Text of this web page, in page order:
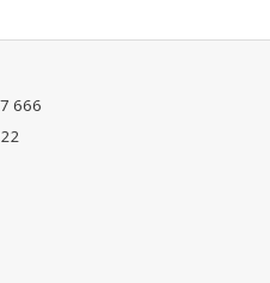
666